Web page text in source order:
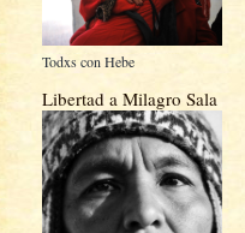
Todxs con Hebe
Libertad a Milagro Sala